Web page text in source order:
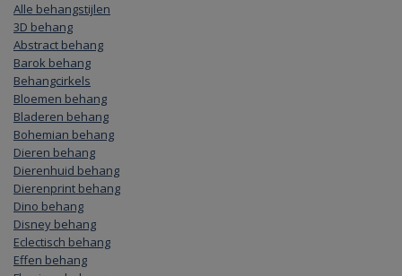
Alle behangstijlen
3D behang
Abstract behang
Barok behang
Behangcirkels
Bloemen behang
Bladeren behang
Bohemian behang
Dieren behang
Dierenhuid behang
Dierenprint behang
Dino behang
Disney behang
Eclectisch behang
Effen behang